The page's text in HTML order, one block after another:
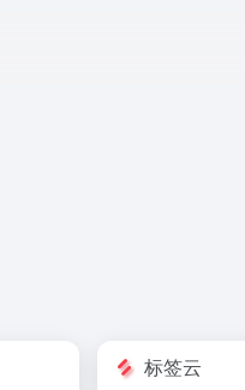
标签云